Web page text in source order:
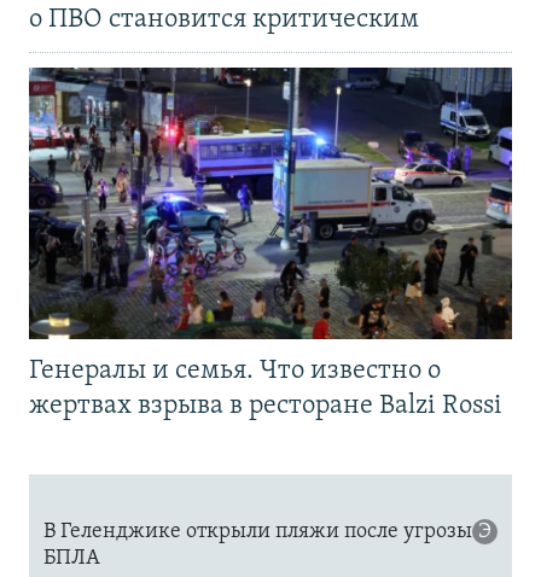
о ПВО становится критическим
Генералы и семья. Что известно о
жертвах взрыва в ресторане Balzi Rossi